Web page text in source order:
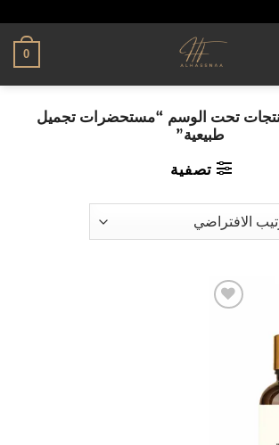
0
تحت الوسم “مستحضرات تجميل
طبيعية”
تصفية